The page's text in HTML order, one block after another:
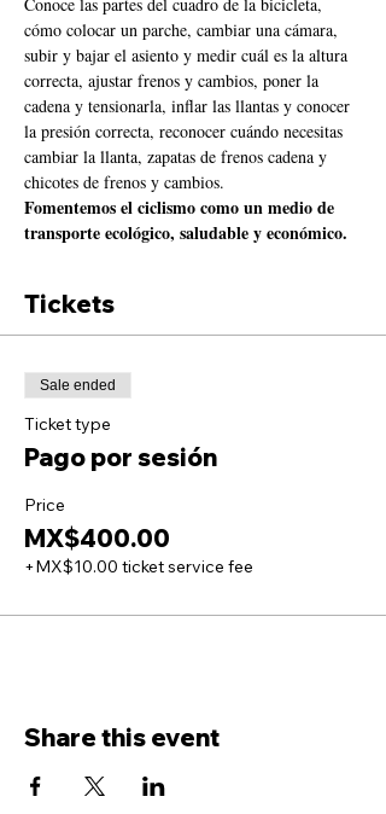
cómo colocar un parche, cambiar una cámara,
subir y bajar el asiento y medir cuál es la altura
correcta, ajustar frenos y cambios, poner la
cadena y tensionarla, inflar las llantas y conocer
la presión correcta, reconocer cuándo necesitas
cambiar la llanta, zapatas de frenos cadena y
chicotes de frenos y cambios.
Fomentemos el ciclismo como un medio de
transporte ecológico, saludable y económico.
Tickets
Sale ended
Ticket type
Pago por sesión
Price
MX$400.00
+MX$10.00 ticket service fee
Share this event